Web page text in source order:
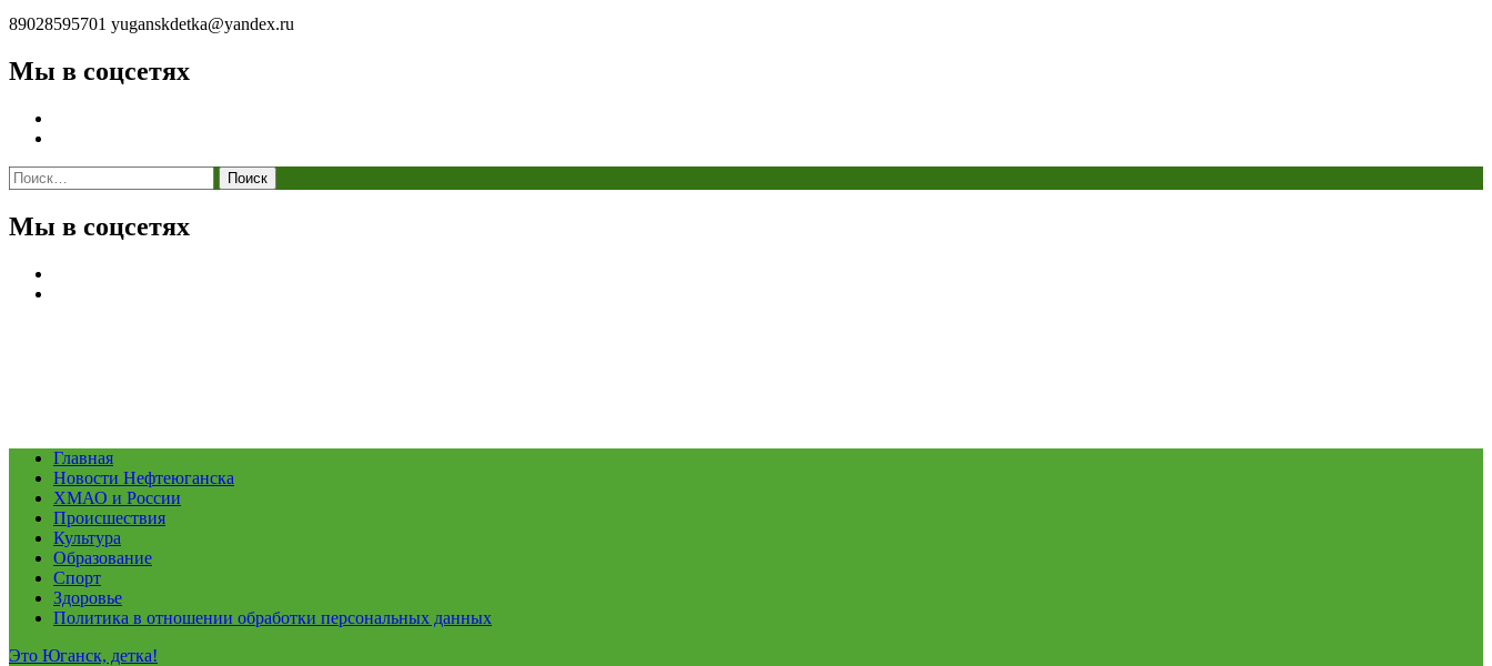
89028595701 yuganskdetka@yandex.ru
Мы в соцсетях
Найти:
Мы в соцсетях
Главная
Новости Нефтеюганска
ХМАО и России
Происшествия
Культура
Образование
Спорт
Здоровье
Политика в отношении обработки персональных данных
Это Юганск, детка!